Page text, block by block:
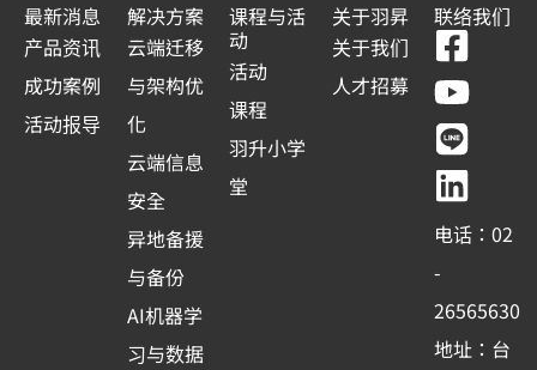
最新消息
产品资讯
成功案例
活动报导
解决方案
云端迁移
与架构优
化
云端信息
安全
异地备援
与备份
AI机器学
习与数据
课程与活
动
活动
课程
羽升小学
堂
关于羽昇
关于我们
人才招募
联络我们
F
a
c
e
b
o
o
k
-
Y
o
u
t
u
b
e
L
i
n
e
L
i
n
k
e
d
i
n
电话：02
-
26565630
地址：台